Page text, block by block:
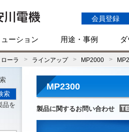
会員登録
ーション 用途・事例
ーラ ラインアップ MP2000
MP2300
製品に関するお問い合わせ
品を